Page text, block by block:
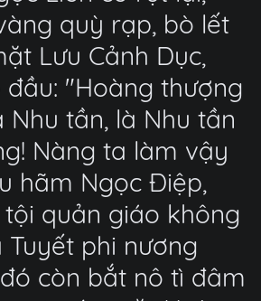
quỳ rạp, bò lết
Lưu Cảnh Dục,
đầu: "Hoàng thượng
Nhu tần, là Nhu tần
Nàng ta làm vậy
hãm Ngọc Điệp,
quản giáo không
Tuyết phi nương
còn bắt nô tì đâm